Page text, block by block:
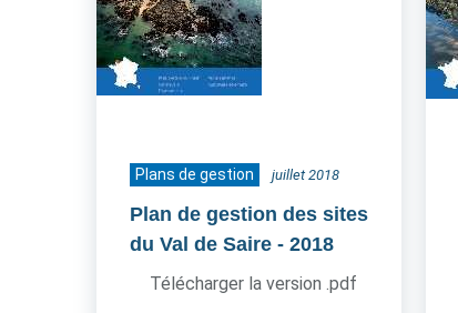
Plans de gestion juillet 2018
Plan de gestion des sites
du Val de Saire - 2018
Télécharger la version .pdf